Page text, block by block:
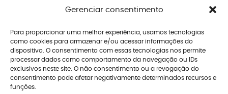
Gerenciar consentimento
Para proporcionar uma melhor experiência, usamos tecnologias
como cookies para armazenar e/ou acessar informações do
dispositivo. O consentimento com essas tecnologias nos permite
processar dados como comportamento da navegação ou IDs
exclusivos neste site. O não consentimento ou a revogação do
consentimento pode afetar negativamente determinados recursos e
funções.
Um ponto importante é que houve uma mudança
25 anos de magistério, igualando-se às mulheres
nesse aspecto. Ainda assim, a exigência de idade
mínima pode impactar oplanejamento da
aposentadoria